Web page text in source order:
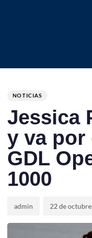
IN:
NOTICIAS
Jessica
y va
GDL
1000
admin 22 de